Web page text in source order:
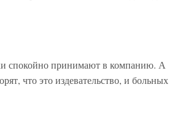
спокойно принимают в компанию. А
что это издевательство, и больных